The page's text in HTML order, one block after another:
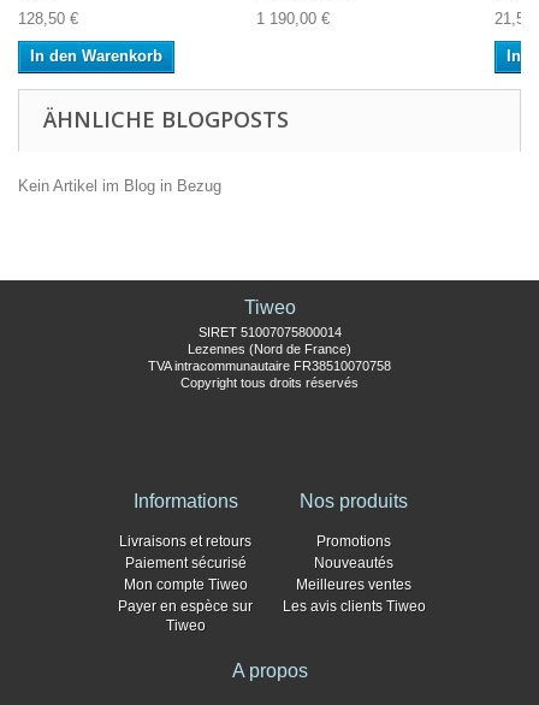
128,50 €
In den Warenkorb
1 190,00 € 21,50
In
ÄHNLICHE BLOGPOSTS
Kein Artikel im Blog in Bezug
Tiweo
SIRET 51007075800014
Lezennes (Nord de France)
TVA intracommunautaire FR38510070758
Copyright tous droits réservés
Informations
Livraisons et retours
Paiement sécurisé
Mon compte Tiweo
Payer en espèce sur
Tiweo
Nos produits
Promotions
Nouveautés
Meilleures ventes
Les avis clients Tiweo
A propos